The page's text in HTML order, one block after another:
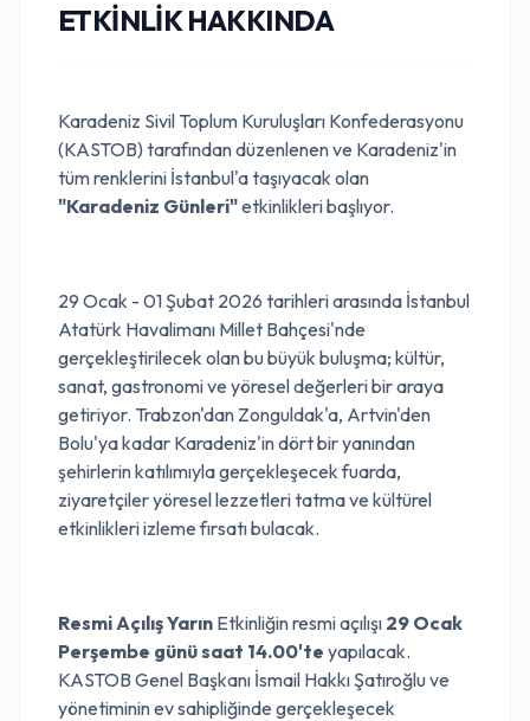
ETKINLIK HAKKINDA
Karadeniz Sivil Toplum Kuruluşları Konfederasyonu
(KASTOB) tarafından düzenlenen ve Karadeniz'in
tüm renklerini İstanbul'a taşıyacak olan
"Karadeniz Günleri"etkinlikleri başlıyor.
29 Ocak - 01 Şubat 2026 tarihleri arasında İstanbul
Atatürk Havalimanı Millet Bahçesi'nde
gerçekleştirilecek olan bu büyük buluşma; kültür,
sanat, gastronomi ve yöresel değerleri bir araya
getiriyor. Trabzon'dan Zonguldak'a, Artvin'den
Bolu'ya kadar Karadeniz'in dört bir yanından
şehirlerin katılımıyla gerçekleşecek fuarda,
ziyaretçiler yöresel lezzetleri tatma ve kültürel
etkinlikleri izleme fırsatı bulacak.
Resmi Açılış Yarın Etkinliğin resmi açılışı 29 Ocak
Perşembe günü saat 14.00'te yapılacak.
KASTOB Genel Başkanı İsmail Hakkı Şatıroğlu ve
yönetiminin ev sahipliğinde gerçekleşecek